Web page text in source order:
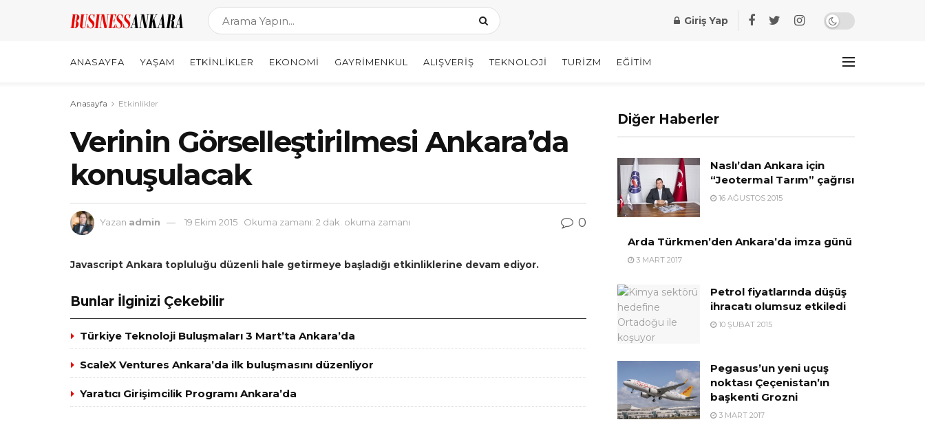
Giriş Yap
ANASAYFA YAŞAM ETKINLIKLER EKONOMI GAYRIMENKUL ALIŞVERIŞ TEKNOLOJI TURIZM EĞITIM
Anasayfa Etkinlikler
Verinin Görselleştirilmesi Ankara’da
konuşulacak
Yazan admin 19 Ekim 2015 Okuma zamanı: 2 dak. okuma zamanı 0
Javascript Ankara topluluğu düzenli hale getirmeye başladığı etkinliklerine devam ediyor.
Bunlar İlginizi Çekebilir
Türkiye Teknoloji Buluşmaları 3 Mart’ta Ankara’da
ScaleX Ventures Ankara’da ilk buluşmasını düzenliyor
Yaratıcı Girişimcilik Programı Ankara’da
Diğer Haberler
Naslı’dan Ankara için
“Jeotermal Tarım” çağrısı
16 AĞUSTOS 2015
Arda Türkmen’den Ankara’da imza günü
3 MART 2017
Petrol fiyatlarında düşüş
ihracatı olumsuz etkiledi
10 ŞUBAT 2015
Pegasus’un yeni uçuş
noktası Çeçenistan’ın
başkenti Grozni
3 MART 2017